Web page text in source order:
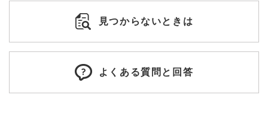
見つからないときは
よくある質問と回答